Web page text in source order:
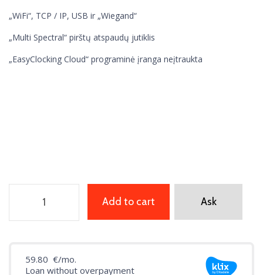
„WiFi“, TCP / IP, USB ir „Wiegand“
„Multi Spectral“ pirštų atspaudų jutiklis
„EasyClocking Cloud“ programinė įranga neįtraukta
Add to cart Ask